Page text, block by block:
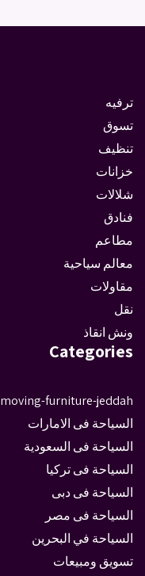
ترفيه
تسوق
تنظيف
خزانات
شلالات
فنادق
مطاعم
معالم سياحية
مقاولات
نقل
ونش انقاذ
Categories
moving-furniture-jeddah
السياحة فى الامارات
السياحة فى السعودية
السياحة فى تركيا
السياحة فى دبى
السياحة فى مصر
السياحة في البحرين
تسويق ومبيعات